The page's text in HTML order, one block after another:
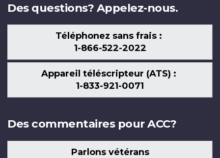
Des questions? Appelez-nous.
Téléphonez sans frais :
1-866-522-2022
Appareil téléscripteur (ATS) :
1-833-921-0071
Des commentaires pour ACC?
Parlons vétérans